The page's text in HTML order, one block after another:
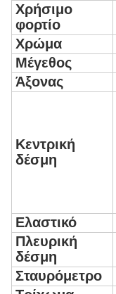
Χρήσιμο
φορτίο
Χρώμα
Μέγεθος
Άξονας
Κεντρική
δέσμη
Ελαστικό
Πλευρική
δέσμη
Σταυρόμετρο